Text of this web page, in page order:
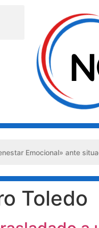
Emocional» ante
Toledo